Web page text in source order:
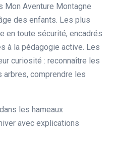
Mon Aventure Montagne
des enfants. Les plus
en toute sécurité, encadrés
à la pédagogie active. Les
curiosité : reconnaître les
arbres, comprendre les
les hameaux
avec explications